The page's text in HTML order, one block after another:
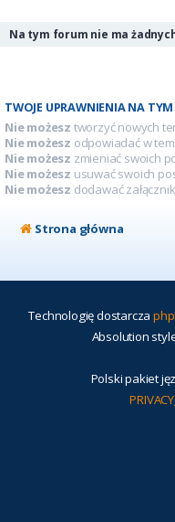
Na tym forum nie ma
TWOJE UPRAWNIENIA NA
Nie możesz tworzyć nowych
Nie możesz odpowiadać w
Nie możesz zmieniać swoich
Nie możesz usuwać swoich
Nie możesz dodawać
Strona główna
Technologię dostarcza
Absolution
Polski pakiet